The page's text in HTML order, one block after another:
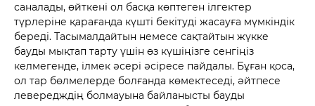
саналады, өйткені ол басқа көптеген ілгектер
түрлеріне қарағанда күшті бекітуді жасауға мүмкіндік
береді. Тасымалдайтын немесе сақтайтын жүкке
бауды мықтап тарту үшін өз күшіңізге сенгіңіз
келмегенде, ілмек әсері әсіресе пайдалы. Бұған қоса,
ол тар бөлмелерде болғанда көмектеседі, әйтпесе
левередждің болмауына байланысты бауды